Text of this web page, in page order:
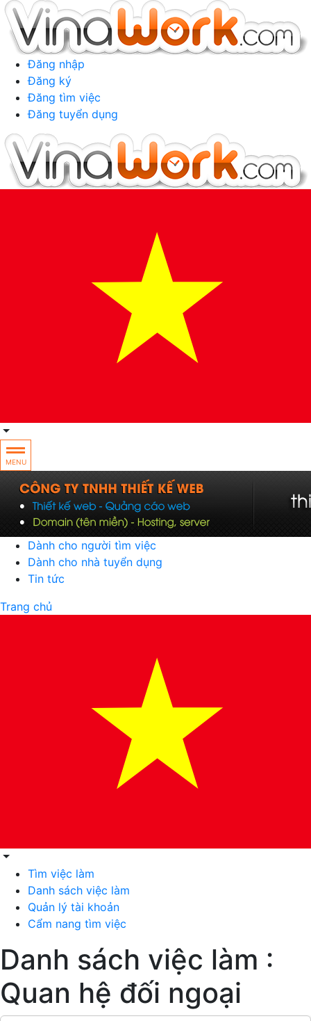
Đăng nhập
Đăng ký
Đăng tìm việc
Đăng tuyển dụng
MENU
Dành cho người tìm việc
Dành cho nhà tuyển dụng
Tin tức
Trang chủ
Tìm việc làm
Danh sách việc làm
Quản lý tài khoản
Cẩm nang tìm việc
Danh sách việc làm :
Quan hệ đối ngoại